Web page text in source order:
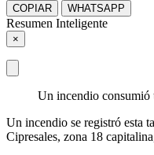
COPIAR WHATSAPP
Resumen Inteligente
×
Un incendio consumió
Un incendio se registró esta
Cipresales, zona 18